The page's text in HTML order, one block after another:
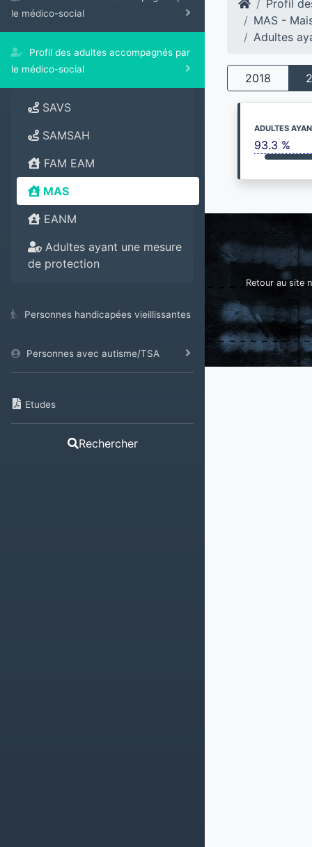
le médico-social
Profil des adultes accompagnés par
le médico-social
SAVS
SAMSAH
FAM EAM
MAS
EANM
Adultes ayant une mesure
de protection
Personnes handicapées vieillissantes
Personnes avec autisme/TSA
Etudes
Rechercher
Profil
MAS -
Adultes
2018
ADULTES
93.3 %
Retour au site